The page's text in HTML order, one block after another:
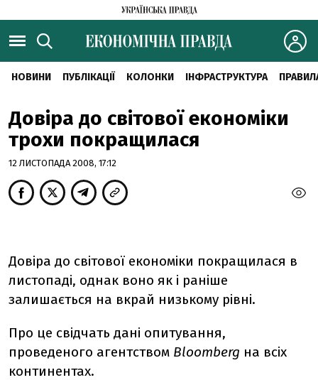
НОВИНИ ПУБЛІКАЦІЇ КОЛОНКИ ІНФРАСТРУКТУРА
Довіра до світової економіки
трохи покращилася
12 ЛИСТОПАДА 2008, 17:12
Довіра до світової економіки покращилася в
листопаді, однак воно як і раніше
залишається на вкрай низькому рівні.
Про це свідчать дані опитування,
проведеного агентством Bloomberg на всіх
континентах.